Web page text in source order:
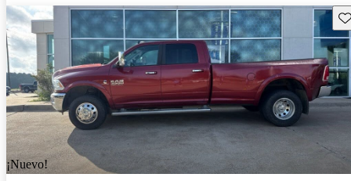
¡Nuevo!